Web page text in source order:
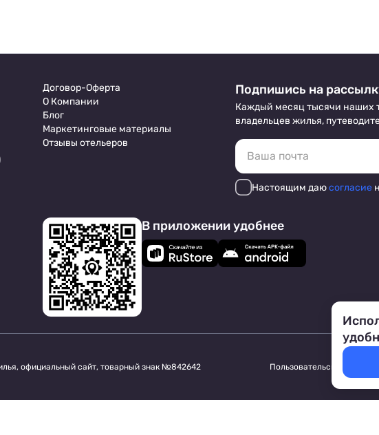
Договор-Оферта
О Компании
Блог
Маркетинговые материалы
Отзывы отельеров
Подпишись на
Каждый месяц тысячи наших
владельцев жилья,
Настоящим даюсогласие
В приложении удобнее
официальный сайт, товарный знак №842642
Пользовательское